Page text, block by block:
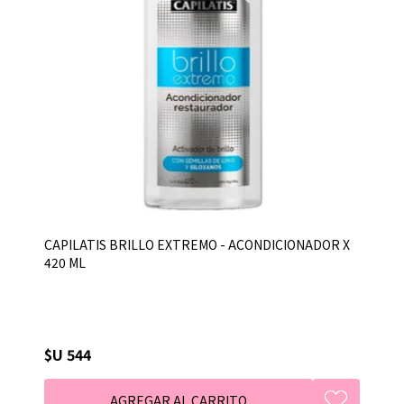
CAPILATIS BRILLO EXTREMO - ACONDICIONADOR X
420 ML
$U 544